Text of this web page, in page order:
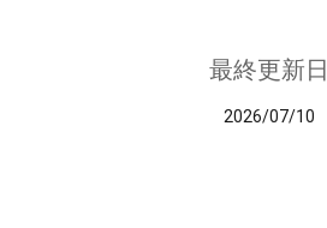
最終更新日
2026/07/10